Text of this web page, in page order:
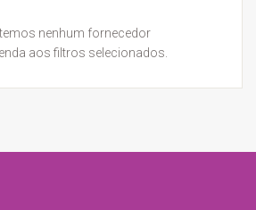
nenhum fornecedor
aos filtros selecionados.